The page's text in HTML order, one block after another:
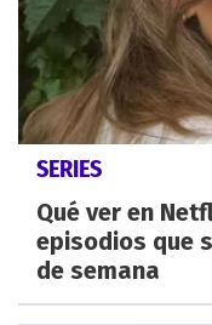
SERIES
Qué ver en
episodios que
de semana